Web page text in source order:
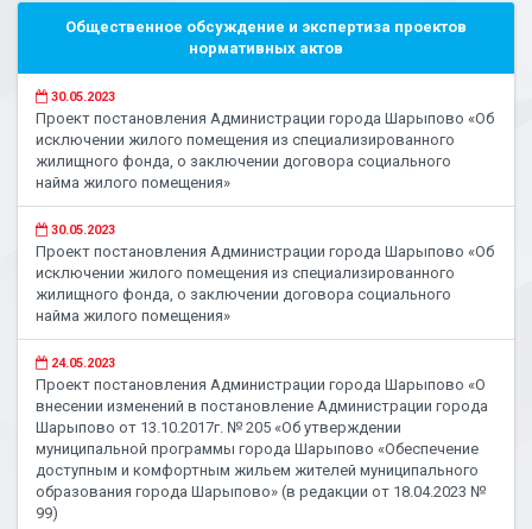
Общественное обсуждение и экспертиза проектов
нормативных актов
30.05.2023
Проект постановления Администрации города Шарыпово «Об
исключении жилого помещения из специализированного
жилищного фонда, о заключении договора социального
найма жилого помещения»
30.05.2023
Проект постановления Администрации города Шарыпово «Об
исключении жилого помещения из специализированного
жилищного фонда, о заключении договора социального
найма жилого помещения»
24.05.2023
Проект постановления Администрации города Шарыпово «О
внесении изменений в постановление Администрации города
Шарыпово от 13.10.2017г. № 205 «Об утверждении
муниципальной программы города Шарыпово «Обеспечение
доступным и комфортным жильем жителей муниципального
образования города Шарыпово» (в редакции от 18.04.2023 №
99)